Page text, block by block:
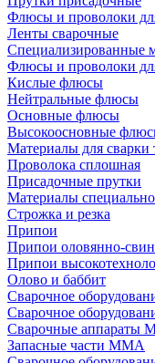
Флюсы и проволоки
Ленты сварочные
Специализированные
Флюсы и проволоки
Кислые флюсы
Нейтральные флюсы
Основные флюсы
Высокоосновные
Материалы для сварки
Проволока сплошная
Присадочные прутки
Материалы
Строжка и резка
Припои
Припои оловянно-
Припои
Олово и баббит
Сварочное
Сварочное
Сварочные аппараты
Запасные части MMA